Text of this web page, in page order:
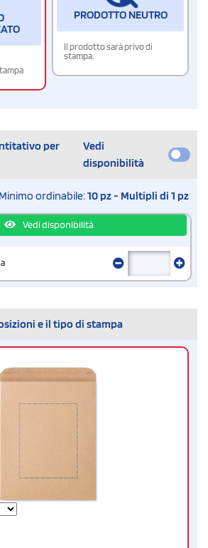
PRODOTTO NEUTRO
Il prodotto sarà privo di
stampa.
per
Vedi
disponibilità
Minimo ordinabile:10 pz - Multipli di 1 pz
Vedi disponibilità
e il tipo di stampa